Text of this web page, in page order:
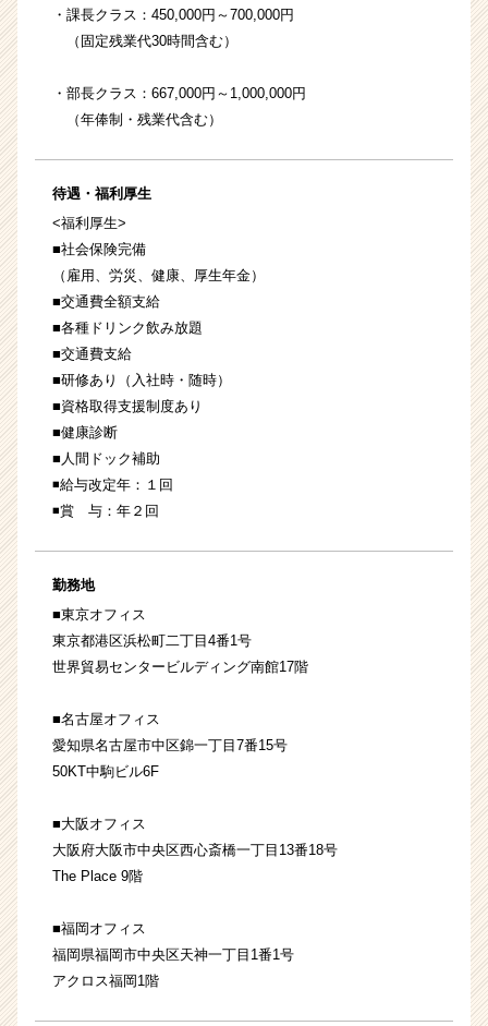
・課長クラス：450,000円～700,000円
（固定残業代30時間含む）
・部長クラス：667,000円～1,000,000円
（年俸制・残業代含む）
待遇・福利厚生
<福利厚生>
■社会保険完備
（雇用、労災、健康、厚生年金）
■交通費全額支給
■各種ドリンク飲み放題
■交通費支給
■研修あり（入社時・随時）
■資格取得支援制度あり
■健康診断
■人間ドック補助
◾️給与改定年：１回
◾️賞 与：年２回
勤務地
■東京オフィス
東京都港区浜松町二丁目4番1号
世界貿易センタービルディング南館17階
■名古屋オフィス
愛知県名古屋市中区錦一丁目7番15号
50KT中駒ビル6F
■大阪オフィス
大阪府大阪市中央区西心斎橋一丁目13番18号
The Place 9階
■福岡オフィス
福岡県福岡市中央区天神一丁目1番1号
アクロス福岡1階